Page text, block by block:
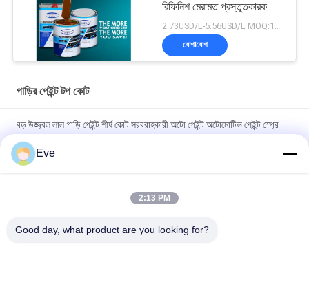
রিফিনিশ মেরামত প্রস্তুতকারক
অটোমোবাইল গাড়ি পেইন্টিং
যোগাযোগ
গাড়ির পেইন্ট টপ কোট
বড় উজ্জ্বল লাল গাড়ি পেইন্ট শীর্ষ কোট সরবরাহকারী অটো পেইন্ট অটোমোটিভ পেইন্ট স্প্রে
পেইন্ট
অবিষাক্ত তাপ-প্রতিরোধী উজ্জ্বল লাল গাড়ির পেইন্ট, বিবর্ণতা প্রতিরোধী শীর্ষ স্তর,
স্বয়ংচালিত রিফিনিশ পেইন্ট
Eve
2:13 PM
Good day, what product are you looking for?